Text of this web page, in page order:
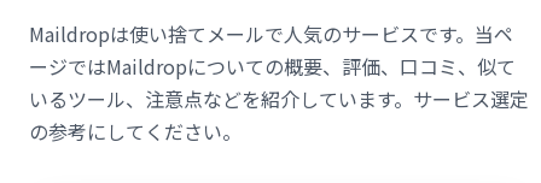
Maildropは使い捨てメールで人気のサービスです。当ペ
ージではMaildropについての概要、評価、口コミ、似て
いるツール、注意点などを紹介しています。サービス選定
の参考にしてください。